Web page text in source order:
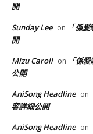
開
Sunday Lee on
「係
開
Mizu Caroll on
「係
公開
AniSong Headline on
容詳細公開
AniSong Headline on